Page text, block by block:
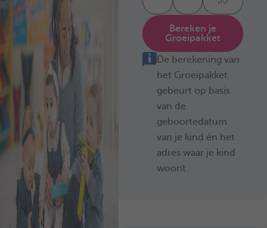
Bereken je
Groeipakket
De berekening van
het Groeipakket
gebeurt op basis
van de
geboortedatum
van je kind én het
adres waar je kind
woont.